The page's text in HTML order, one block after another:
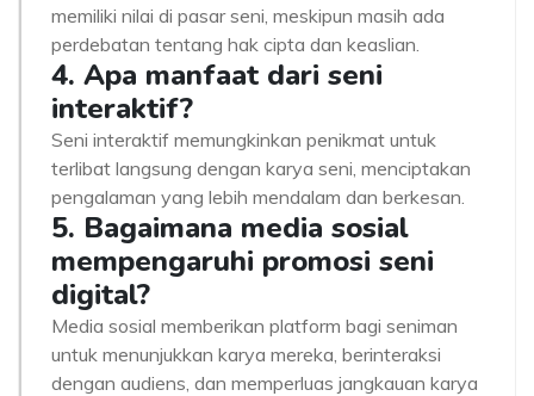
memiliki nilai di pasar seni, meskipun masih ada
perdebatan tentang hak cipta dan keaslian.
4. Apa manfaat dari seni
interaktif?
Seni interaktif memungkinkan penikmat untuk
terlibat langsung dengan karya seni, menciptakan
pengalaman yang lebih mendalam dan berkesan.
5. Bagaimana media sosial
mempengaruhi promosi seni
digital?
Media sosial memberikan platform bagi seniman
untuk menunjukkan karya mereka, berinteraksi
dengan audiens, dan memperluas jangkauan karya